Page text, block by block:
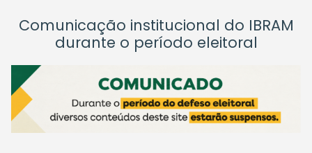
Comunicação institucional do IBRAM
durante o período eleitoral